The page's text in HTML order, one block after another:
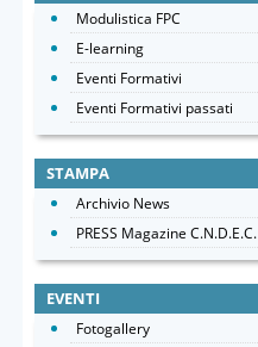
Modulistica FPC
E-learning
Eventi Formativi
Eventi Formativi passati
STAMPA
Archivio News
PRESS Magazine C.N.D.E.C.
EVENTI
Fotogallery